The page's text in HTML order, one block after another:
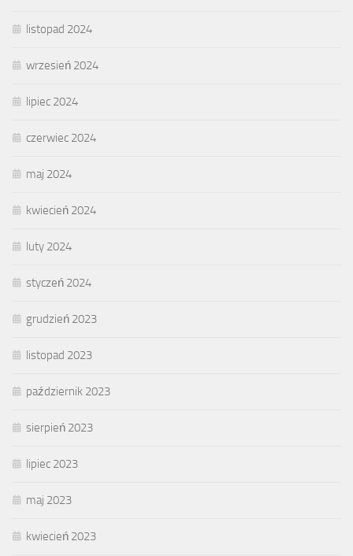
listopad 2024
wrzesień 2024
lipiec 2024
czerwiec 2024
maj 2024
kwiecień 2024
luty 2024
styczeń 2024
grudzień 2023
listopad 2023
październik 2023
sierpień 2023
lipiec 2023
maj 2023
kwiecień 2023